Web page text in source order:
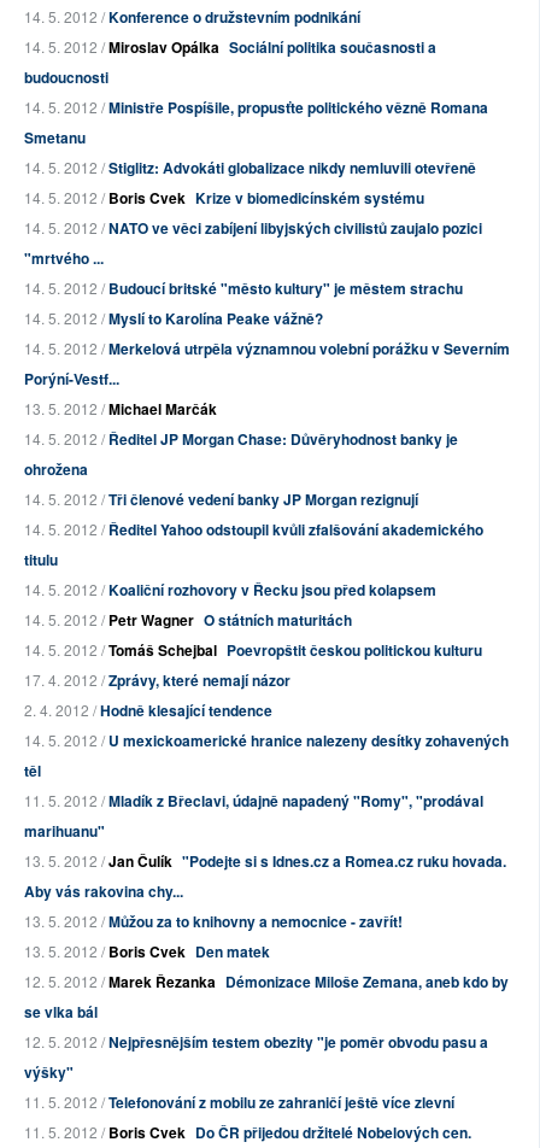
14. 5. 2012 /Konference o družstevním podnikání
14. 5. 2012 /Miroslav Opálka Sociální politika současnosti a
budoucnosti
14. 5. 2012 /Ministře Pospíšile, propusťte politického vězně Romana
Smetanu
14. 5. 2012 /Stiglitz: Advokáti globalizace nikdy nemluvili otevřeně
14. 5. 2012 /Boris Cvek Krize v biomedicínském systému
14. 5. 2012 /NATO ve věci zabíjení libyjských civilistů zaujalo pozici
"mrtvého ...
14. 5. 2012 /Budoucí britské "město kultury" je městem strachu
14. 5. 2012 /Myslí to Karolína Peake vážně?
14. 5. 2012 /Merkelová utrpěla významnou volební porážku v Severním
Porýní-Vestf...
13. 5. 2012 /Michael Marčák
14. 5. 2012 /Ředitel JP Morgan Chase: Důvěryhodnost banky je
ohrožena
14. 5. 2012 /Tři členové vedení banky JP Morgan rezignují
14. 5. 2012 /Ředitel Yahoo odstoupil kvůli zfalšování akademického
titulu
14. 5. 2012 /Koaliční rozhovory v Řecku jsou před kolapsem
14. 5. 2012 /Petr Wagner O státních maturitách
14. 5. 2012 /Tomáš Schejbal Poevropštit českou politickou kulturu
17. 4. 2012 /Zprávy, které nemají názor
2. 4. 2012 /Hodně klesající tendence
14. 5. 2012 /U mexickoamerické hranice nalezeny desítky zohavených
těl
11. 5. 2012 /Mladík z Břeclavi, údajně napadený "Romy", "prodával
marihuanu"
13. 5. 2012 /Jan Čulík "Podejte si s Idnes.cz a Romea.cz ruku hovada.
Aby vás rakovina chy...
13. 5. 2012 /Můžou za to knihovny a nemocnice - zavřít!
13. 5. 2012 /Boris Cvek Den matek
12. 5. 2012 /Marek Řezanka Démonizace Miloše Zemana, aneb kdo by
se vlka bál
12. 5. 2012 /Nejpřesnějším testem obezity "je poměr obvodu pasu a
výšky"
11. 5. 2012 /Telefonování z mobilu ze zahraničí ještě více zlevní
11. 5. 2012 /Boris Cvek Do ČR přijedou držitelé Nobelových cen.